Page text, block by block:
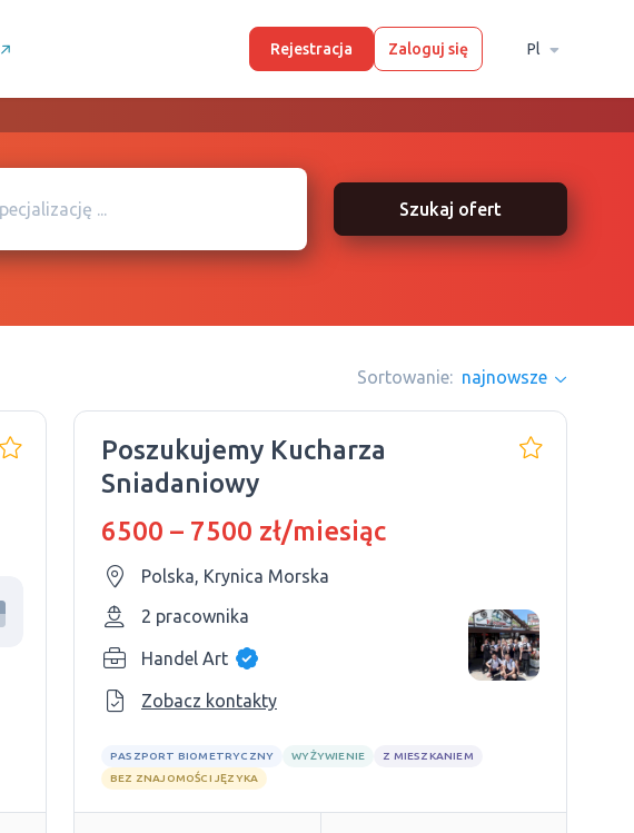
Rejestracja Zaloguj się Pl
Szukaj ofert
Sortowanie: najnowsze
Poszukujemy Kucharza
Sniadaniowy
6500 – 7500 zł/miesiąc
Polska, Krynica Morska
2 pracownika
Handel Art
Zobacz kontakty
PASZPORT BIOMETRYCZNY WYŻYWIENIE
Z MIESZKANIEM
BEZ ZNAJOMOŚCI JĘZYKA